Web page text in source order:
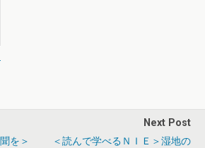
を＞
Next Post
＜読んで学べるＮＩＥ＞湿地の